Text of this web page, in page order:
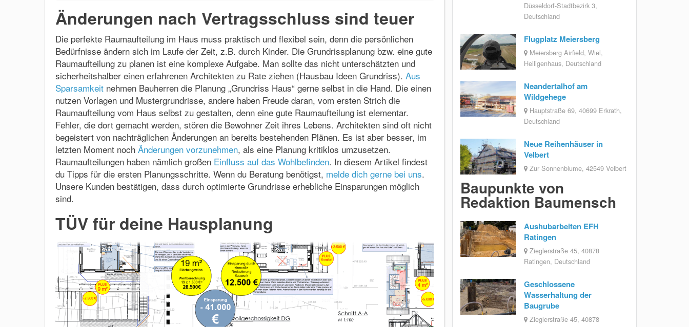
Änderungen nach Vertragsschluss sind teuer
Die perfekte Raumaufteilung im Haus muss praktisch und flexibel sein, denn die persönlichen
Bedürfnisse ändern sich im Laufe der Zeit, z.B. durch Kinder. Die Grundrissplanung bzw. eine gute
Raumaufteilung zu planen ist eine komplexe Aufgabe. Man sollte das nicht unterschätzten und
sicherheitshalber einen erfahrenen Architekten zu Rate ziehen (Hausbau Ideen Grundriss). Aus
Sparsamkeit nehmen Bauherren die Planung „Grundriss Haus“ gerne selbst in die Hand. Die einen
nutzen Vorlagen und Mustergrundrisse, andere haben Freude daran, vom ersten Strich die
Raumaufteilung vom Haus selbst zu gestalten, denn eine gute Raumaufteilung ist elementar.
Fehler, die dort gemacht werden, stören die Bewohner Zeit ihres Lebens. Architekten sind oft nicht
begeistert von nachträglichen Änderungen an bereits bestehenden Plänen. Es ist aber besser, im
letzten Moment noch Änderungen vorzunehmen, als eine Planung kritiklos umzusetzen.
Raumaufteilungen haben nämlich großen Einfluss auf das Wohlbefinden. In diesem Artikel findest
du Tipps für die ersten Planungsschritte. Wenn du Beratung benötigst, melde dich gerne bei uns.
Unsere Kunden bestätigen, dass durch optimierte Grundrisse erhebliche Einsparungen möglich
sind.
TÜV für deine Hausplanung
Düsseldorf-Stadtbezirk 3,
Deutschland
Flugplatz Meiersberg
Meiersberg Airfield, Wiel,
Heiligenhaus, Deutschland
Neandertalhof am
Wildgehege
Hauptstraße 69, 40699 Erkrath,
Deutschland
Neue Reihenhäuser in
Velbert
Zur Sonnenblume, 42549 Velbert
Baupunkte von
Redaktion Baumensch
Aushubarbeiten EFH
Ratingen
Zieglerstraße 45, 40878
Ratingen, Deutschland
Geschlossene
Wasserhaltung der
Baugrube
Zieglerstraße 45, 40878